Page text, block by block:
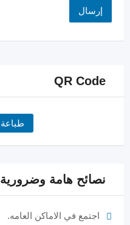
QR Code
طباعة QR Code
نصائح هامة وضرورية
اجتمع في الاماكن العامه.